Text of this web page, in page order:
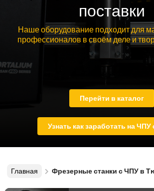
поставки
Наше оборудование подходит для
профессионалов в своём деле и
Перейти в каталог
Узнать как заработать на ЧПУ
Главная Фрезерные станки с ЧПУ в